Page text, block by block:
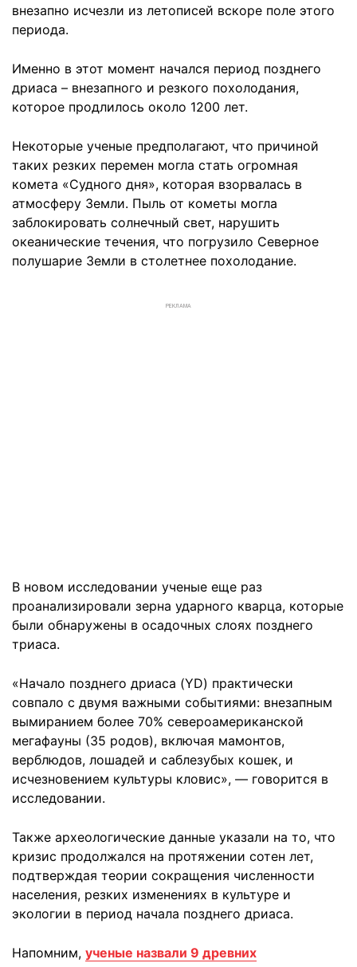
внезапно исчезли из летописей вскоре поле этого
периода.
Именно в этот момент начался период позднего
дриаса – внезапного и резкого похолодания,
которое продлилось около 1200 лет.
Некоторые ученые предполагают, что причиной
таких резких перемен могла стать огромная
комета «Судного дня», которая взорвалась в
атмосферу Земли. Пыль от кометы могла
заблокировать солнечный свет, нарушить
океанические течения, что погрузило Северное
полушарие Земли в столетнее похолодание.
РЕКЛАМА
В новом исследовании ученые еще раз
проанализировали зерна ударного кварца, которые
были обнаружены в осадочных слоях позднего
триаса.
«Начало позднего дриаса (YD) практически
совпало с двумя важными событиями: внезапным
вымиранием более 70% североамериканской
мегафауны (35 родов), включая мамонтов,
верблюдов, лошадей и саблезубых кошек, и
исчезновением культуры кловис», — говорится в
исследовании.
Также археологические данные указали на то, что
кризис продолжался на протяжении сотен лет,
подтверждая теории сокращения численности
населения, резких изменениях в культуре и
экологии в период начала позднего дриаса.
Напомним, ученые назвали 9 древних